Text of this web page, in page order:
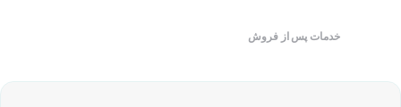
خدمات پس از فروش